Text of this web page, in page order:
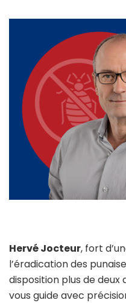
Hervé Jocteur, fort
l’éradication des
disposition plus de
vous guide avec